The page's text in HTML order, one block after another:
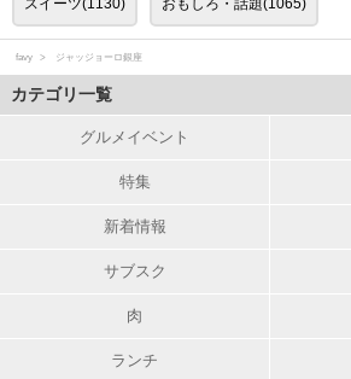
スイーツ(1130) おもしろ・話題(1065)
favy ジャッジョーロ銀座
カテゴリ一覧
グルメイベント
特集
新着情報
サブスク
肉
ランチ